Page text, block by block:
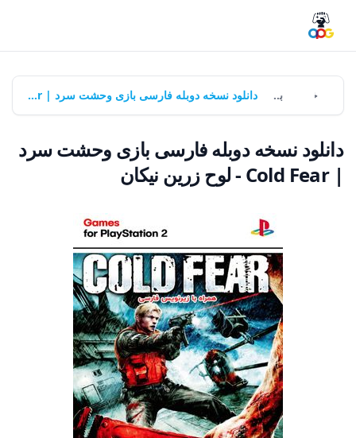
بازی‌ها دانلود نسخه دوبله فارسی بازی وحشت سرد | Cold Fear - لوح زرین نیکان
دانلود نسخه دوبله فارسی بازی وحشت سرد
| Cold Fear - لوح زرین نیکان